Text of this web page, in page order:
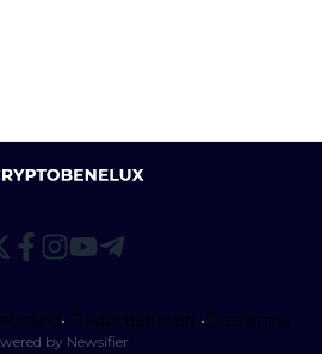
• Redactiebeleid •Disclaimer
by Newsifier